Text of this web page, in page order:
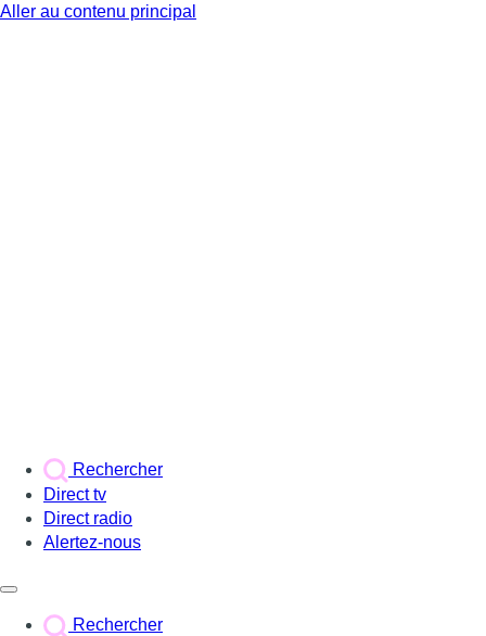
Aller au contenu principal
Rechercher
Direct tv
Direct radio
Alertez-nous
Rechercher